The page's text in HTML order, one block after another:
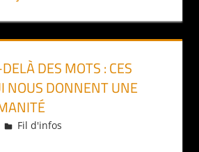
DES MOTS : CES
NOUS DONNENT UNE
Daniel
Fil d'infos